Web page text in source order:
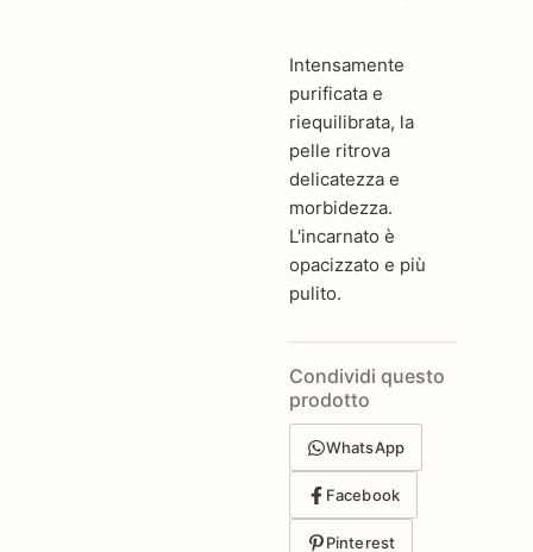
Intensamente
purificata e
riequilibrata, la
pelle ritrova
delicatezza e
morbidezza.
L'incarnato è
opacizzato e più
pulito.
Condividi questo
prodotto
WhatsApp
Facebook
Pinterest